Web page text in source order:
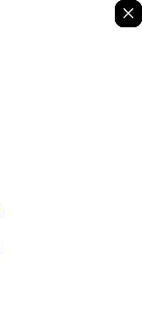
×
×
×
×
×
×